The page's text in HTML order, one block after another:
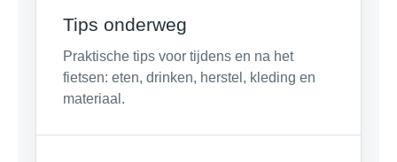
Tips onderweg
Praktische tips voor tijdens en na het
fietsen: eten, drinken, herstel, kleding en
materiaal.